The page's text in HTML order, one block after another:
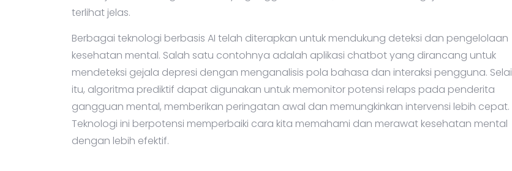
menunjukkan kemungkinan adanya gangguan mental, bahkan sebelum gejala tersebut
Berbagai teknologi berbasis AI telah diterapkan untuk mendukung deteksi dan pengelolaan
kesehatan mental. Salah satu contohnya adalah aplikasi chatbot yang dirancang untuk
mendeteksi gejala depresi dengan menganalisis pola bahasa dan interaksi pengguna. Selain
itu, algoritma prediktif dapat digunakan untuk memonitor potensi relaps pada penderita
gangguan mental, memberikan peringatan awal dan memungkinkan intervensi lebih cepat.
Teknologi ini berpotensi memperbaiki cara kita memahami dan merawat kesehatan mental